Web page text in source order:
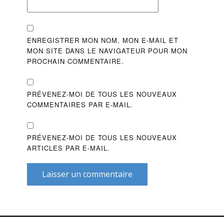
ENREGISTRER MON NOM, MON E-MAIL ET
MON SITE DANS LE NAVIGATEUR POUR MON
PROCHAIN COMMENTAIRE.
PRÉVENEZ-MOI DE TOUS LES NOUVEAUX
COMMENTAIRES PAR E-MAIL.
PRÉVENEZ-MOI DE TOUS LES NOUVEAUX
ARTICLES PAR E-MAIL.
Laisser un commentaire